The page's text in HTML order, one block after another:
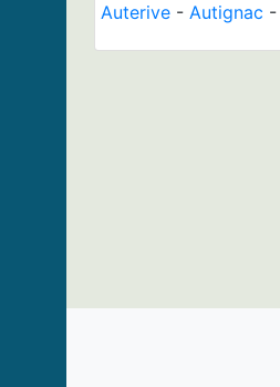
Auterive - Autignac -